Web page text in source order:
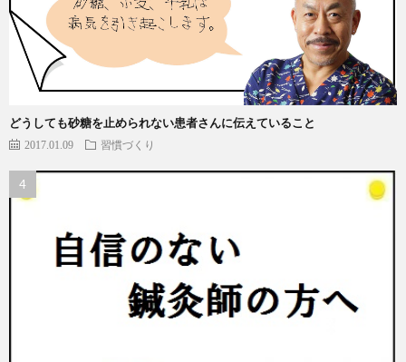
どうしても砂糖を止められない患者さんに伝えていること
2017.01.09 習慣づくり